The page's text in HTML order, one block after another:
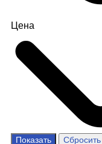
от
до
Цена
Показать Сбросить